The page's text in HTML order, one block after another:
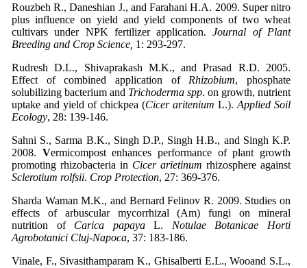
Rouzbeh R., Daneshian J., and Farahani H.A. 2009. Super nitro
plus influence on yield and yield components of two wheat
cultivars under NPK fertilizer application.Journal of Plant
Breeding and Crop Science, 1: 293-297.
Rudresh D.L., Shivaprakash M.K., and Prasad R.D. 2005.
Effect of combined application of Rhizobium, phosphate
solubilizing bacterium and Trichoderma spp. on growth, nutrient
uptake and yield of chickpea (Cicer aritenium L.). Applied Soil
Ecology, 28: 139-146.
Sahni S., Sarma B.K., Singh D.P., Singh H.B., and Singh K.P.
2008. Vermicompost enhances performance of plant growth
promoting rhizobacteria in Cicer arietinum rhizosphere against
Sclerotium rolfsii. Crop Protection, 27: 369-376.
Sharda Waman M.K., and Bernard Felinov R. 2009. Studies on
effects of arbuscular mycorrhizal (Am) fungi on mineral
nutrition of Carica papayaL. Notulae Botanicae Horti
Agrobotanici Cluj-Napoca, 37: 183-186.
Vinale, F., Sivasithamparam K., Ghisalberti E.L., Wooand S.L.,